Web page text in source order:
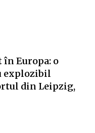
Europa: o
explozibil
din Leipzig,